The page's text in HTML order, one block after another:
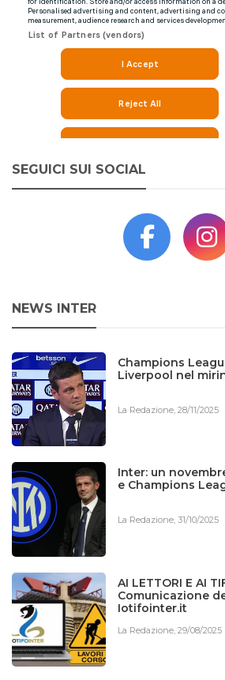
SEGUICI SUI SOCIAL
NEWS INTER
Champions
Liverpool nel
La Redazione,28/11/2025
Inter: un
e Champions
La Redazione,31/10/2025
AI LETTORI E AI
Comunicazione
Iotifointer.it
La Redazione,29/08/2025